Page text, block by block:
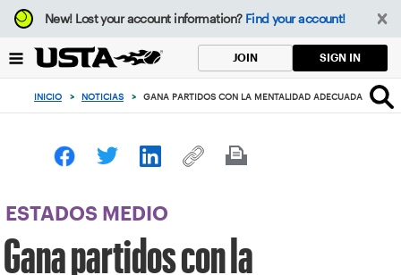
Enfoque
desde
botón
volver
principio
New!Lost your account information? Find your account!
JOIN SIGN IN
INICIO > NOTICIAS > GANA PARTIDOS CON LA MENTALIDAD ADECUADA
ESTADOS MEDIO
Gana partidos con la